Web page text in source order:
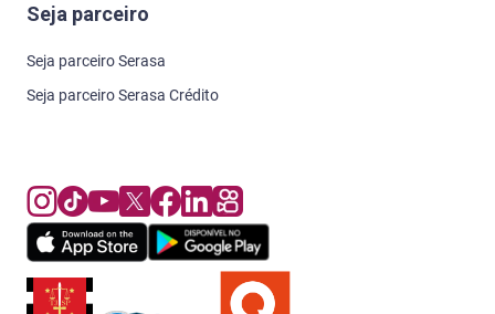
Seja parceiro
Seja parceiro Serasa
Seja parceiro Serasa Crédito